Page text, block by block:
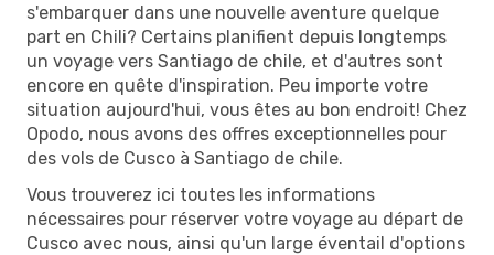
s'embarquer dans une nouvelle aventure quelque
part en Chili? Certains planifient depuis longtemps
un voyage vers Santiago de chile, et d'autres sont
encore en quête d'inspiration. Peu importe votre
situation aujourd'hui, vous êtes au bon endroit! Chez
Opodo, nous avons des offres exceptionnelles pour
des vols de Cusco à Santiago de chile.
Vous trouverez ici toutes les informations
nécessaires pour réserver votre voyage au départ de
Cusco avec nous, ainsi qu'un large éventail d'options